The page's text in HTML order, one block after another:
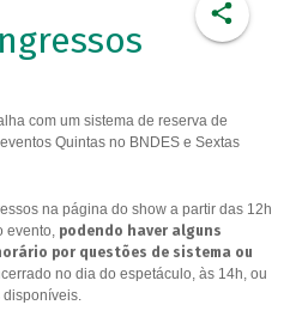
com um sistema de reserva de
Quintas no BNDES e Sextas
na página do show a partir das 12h
evento, podendo haver alguns
por questões de sistema ou
no dia do espetáculo, às 14h, ou
disponíveis.